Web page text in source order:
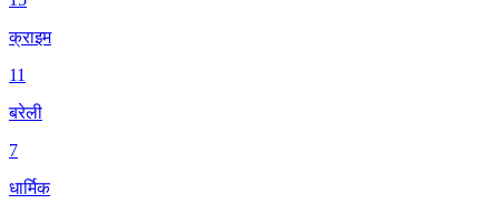
क्राइम
11
बरेली
7
धार्मिक